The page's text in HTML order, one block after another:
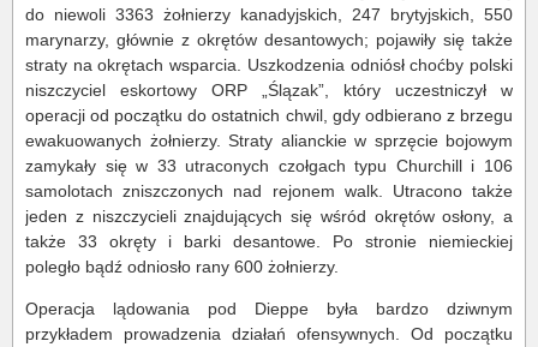
do niewoli 3363 żołnierzy kanadyjskich, 247 brytyjskich, 550
marynarzy, głównie z okrętów desantowych; pojawiły się także
straty na okrętach wsparcia. Uszkodzenia odniósł choćby polski
niszczyciel eskortowy ORP „Ślązak”, który uczestniczył w
operacji od początku do ostatnich chwil, gdy odbierano z brzegu
ewakuowanych żołnierzy. Straty alianckie w sprzęcie bojowym
zamykały się w 33 utraconych czołgach typu Churchill i 106
samolotach zniszczonych nad rejonem walk. Utracono także
jeden z niszczycieli znajdujących się wśród okrętów osłony, a
także 33 okręty i barki desantowe. Po stronie niemieckiej
poległo bądź odniosło rany 600 żołnierzy.
Operacja lądowania pod Dieppe była bardzo dziwnym
przykładem prowadzenia działań ofensywnych. Od początku